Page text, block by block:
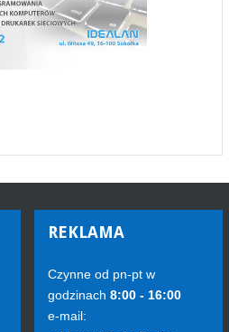
REKLAMA
Czynne od pn-pt w
godzinach 8:00 - 16:00
e-mail: